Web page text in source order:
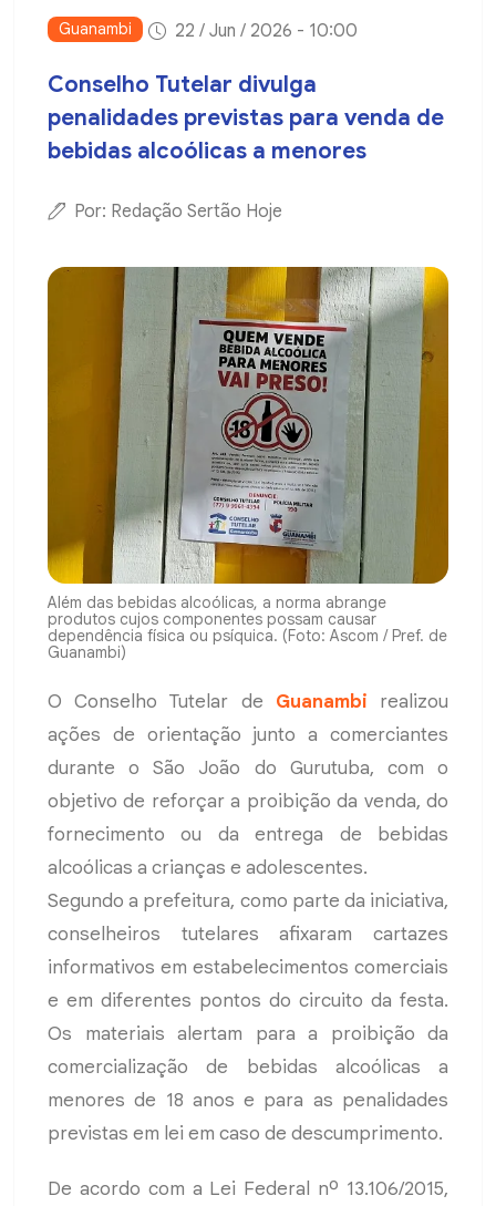
Guanambi 22 / Jun / 2026 - 10:00
Conselho Tutelar divulga
penalidades previstas para venda de
bebidas alcoólicas a menores
Por: Redação Sertão Hoje
Além das bebidas alcoólicas, a norma abrange
produtos cujos componentes possam causar
dependência física ou psíquica. (Foto: Ascom / Pref. de
Guanambi)
O Conselho Tutelar de Guanambi realizou
ações de orientação junto a comerciantes
durante o São João do Gurutuba, com o
objetivo de reforçar a proibição da venda, do
fornecimento ou da entrega de bebidas
alcoólicas a crianças e adolescentes.
Segundo a prefeitura, como parte da iniciativa,
conselheiros tutelares afixaram cartazes
informativos em estabelecimentos comerciais
e em diferentes pontos do circuito da festa.
Os materiais alertam para a proibição da
comercialização de bebidas alcoólicas a
menores de 18 anos e para as penalidades
previstas em lei em caso de descumprimento.
De acordo com a Lei Federal nº 13.106/2015,